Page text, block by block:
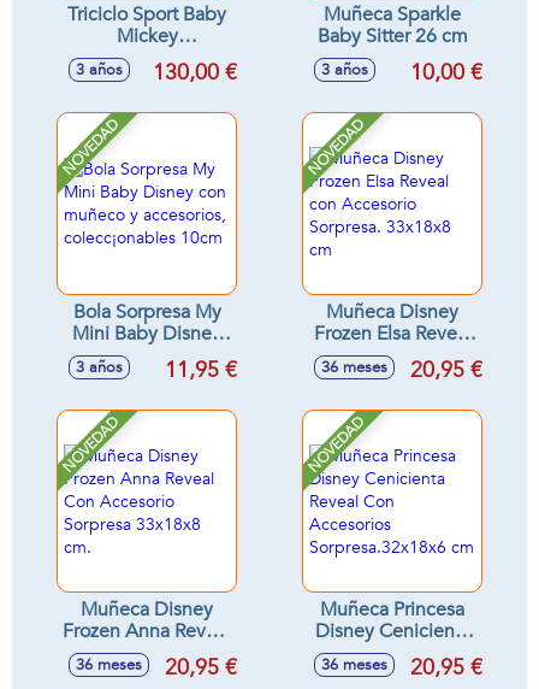
Triciclo Sport Baby
Mickey
102x45,5x95 cm
3 años 130,00 €
Muñeca Sparkle
Baby Sitter 26 cm
3 años 10,00 €
NOVEDAD
Bola Sorpresa My
Mini Baby Disney
con muñeco y
accesorios,
10cm
3 años 11,95 €
NOVEDAD
Muñeca Disney
Frozen Elsa Reveal
con Accesorio
Sorpresa. 33x18x8
36 meses 20,95 €
NOVEDAD
Muñeca Disney
Frozen Anna Reveal
Con Accesorio
Sorpresa 33x18x8
36 meses 20,95 €
NOVEDAD
Muñeca Princesa
Disney Cenicienta
Reveal Con
Accesorios
36 meses 20,95 €